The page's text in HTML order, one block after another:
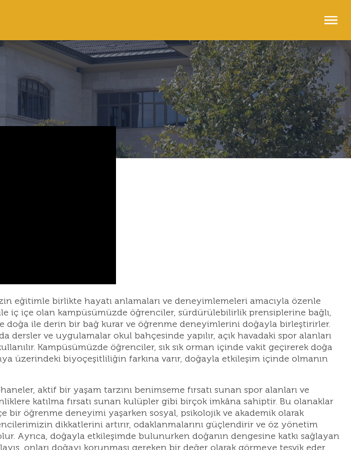
eğitimle birlikte hayatı anlamaları ve deneyimlemeleri amacıyla özenle
iç içe olan kampüsümüzde öğrenciler, sürdürülebilirlik prensiplerine bağlı,
doğa ile derin bir bağ kurar ve öğrenme deneyimlerini doğayla birleştirirler.
dersler ve uygulamalar okul bahçesinde yapılır, açık havadaki spor alanları
Kampüsümüzde öğrenciler, sık sık orman içinde vakit geçirerek doğa
üzerindeki biyoçeşitliliğin farkına varır, doğayla etkileşim içinde olmanın
aktif bir yaşam tarzını benimseme fırsatı sunan spor alanları ve
katılma fırsatı sunan kulüpler gibi birçok imkâna sahiptir. Bu olanaklar
bir öğrenme deneyimi yaşarken sosyal, psikolojik ve akademik olarak
dikkatlerini artırır, odaklanmalarını güçlendirir ve öz yönetim
Ayrıca, doğayla etkileşimde bulunurken doğanın dengesine katkı sağlayan
onları doğayı korunması gereken bir değer olarak görmeye teşvik eder.